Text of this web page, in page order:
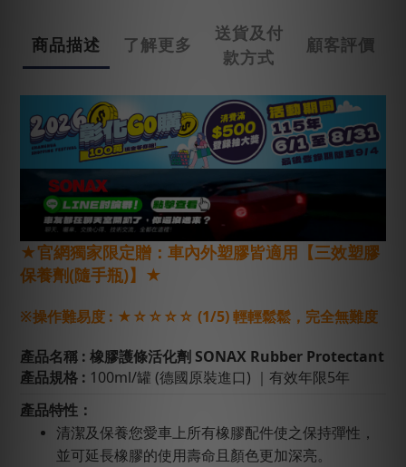
商品描述 了解更多
送貨及付
款方式
顧客評價
★官網獨家限定贈：車內外塑膠皆適用【三效塑膠
保養劑(隨手瓶)】 ★
※操作難易度 : ★☆☆☆☆ (1/5) 輕輕鬆鬆，完全無難度
產品名稱 : 橡膠護條活化劑 SONAX Rubber Protectant
產品規格 : 100ml/罐 (德國原裝進口) ｜有效年限5年
產品特性：
清潔及保養您愛車上所有橡膠配件使之保持彈性，
並可延長橡膠的使用壽命且顏色更加深亮。